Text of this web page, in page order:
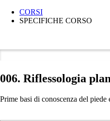
CORSI
SPECIFICHE CORSO
006. Riflessologia
Prime basi di conoscenza del